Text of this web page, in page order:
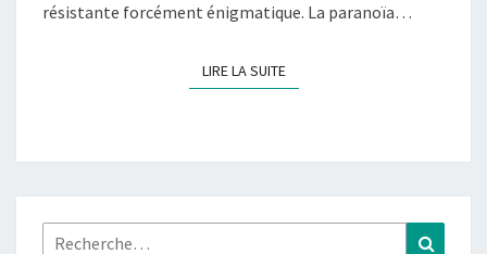
résistante forcément énigmatique. La paranoïa…
LIRE LA SUITELIRE LA SUITE
Rechercher :